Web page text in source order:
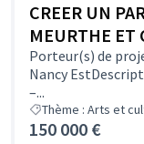
CREER UN
MEURTHE ET
Porteur(s) de
Nancy
–...
Thème : Arts et
150 000 €